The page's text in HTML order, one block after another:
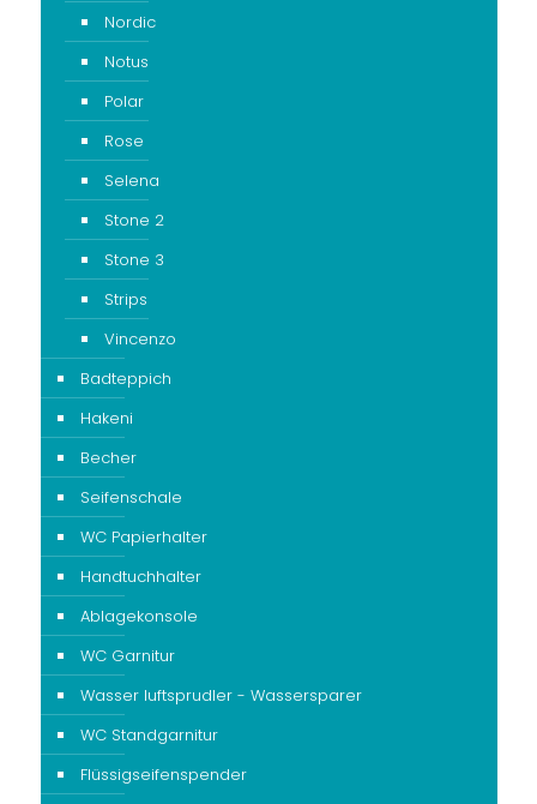
Nordic
Notus
Polar
Rose
Selena
Stone 2
Stone 3
Strips
Vincenzo
Badteppich
Hakeni
Becher
Seifenschale
WC Papierhalter
Handtuchhalter
Ablagekonsole
WC Garnitur
Wasser luftsprudler - Wassersparer
WC Standgarnitur
Flüssigseifenspender